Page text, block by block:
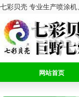
七彩贝壳 专业生产喷涂机
网站首页